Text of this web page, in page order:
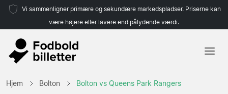
Vi sammenligner primære og sekundære markedspladser. Priserne kan
være højere eller lavere end pålydende værdi.
Hjem Bolton Bolton vs Queens Park Rangers